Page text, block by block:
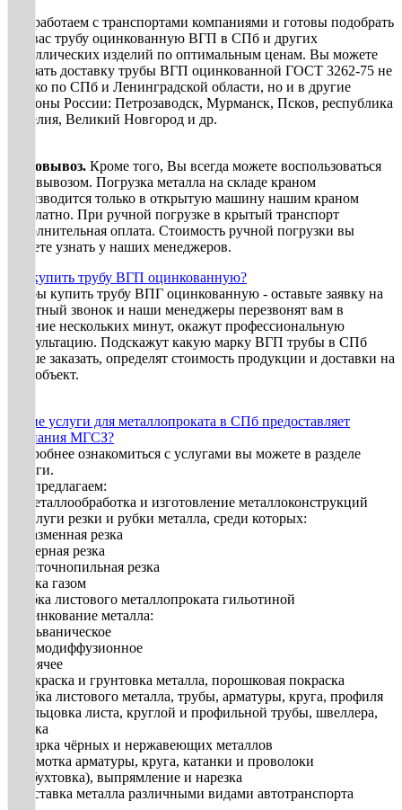
Мы работаем с транспортами компаниями и готовы подобрать
для вас трубу оцинкованную ВГП в СПб и других
металлических изделий по оптимальным ценам. Вы можете
заказать доставку трубы ВГП оцинкованной ГОСТ 3262-75 не
только по СПб и Ленинградской области, но и в другие
регионы России: Петрозаводск, Мурманск, Псков, республика
Карелия, Великий Новгород и др.
Самовывоз. Кроме того, Вы всегда можете воспользоваться
самовывозом. Погрузка металла на складе краном
производится только в открытую машину нашим краном
бесплатно. При ручной погрузке в крытый транспорт
дополнительная оплата. Стоимость ручной погрузки вы
можете узнать у наших менеджеров.
Где купить трубу ВГП оцинкованную?
Чтобы купить трубу ВПГ оцинкованную - оставьте заявку на
обратный звонок и наши менеджеры перезвонят вам в
течение нескольких минут, окажут профессиональную
консультацию. Подскажут какую марку ВГП трубы в СПб
лучше заказать, определят стоимость продукции и доставки на
ваш объект.
Какие услуги для металлопроката в СПб предоставляет
компания МГСЗ?
Подробнее ознакомиться с услугами вы можете в разделе
Услуги.
Мы предлагаем:
1. Металлообработка и изготовление металлоконструкций
2. Услуги резки и рубки металла, среди которых:
• плазменная резка
• лазерная резка
• ленточнопильная резка
• резка газом
• рубка листового металлопроката гильотиной
3. Цинкование металла:
• гальваническое
• термодиффузионное
• горячее
• Покраска и грунтовка металла, порошковая покраска
• Гибка листового металла, трубы, арматуры, круга, профиля
• Вальцовка листа, круглой и профильной трубы, швеллера,
уголка
• Сварка чёрных и нержавеющих металлов
• Размотка арматуры, круга, катанки и проволоки
(разбухтовка), выпрямление и нарезка
• Доставка металла различными видами автотранспорта